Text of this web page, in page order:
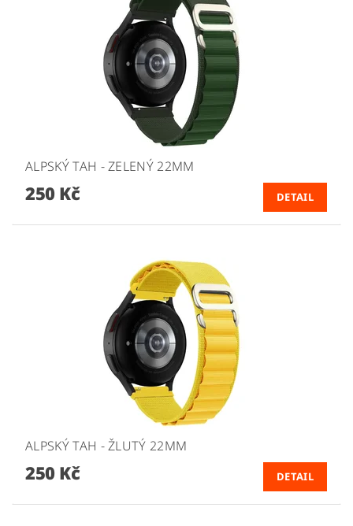
ALPSKÝ TAH - ZELENÝ 22MM
250 Kč DETAIL
ALPSKÝ TAH - ŽLUTÝ 22MM
250 Kč DETAIL